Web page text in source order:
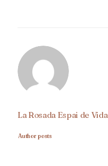
La Rosada Espai de Vida
Author posts